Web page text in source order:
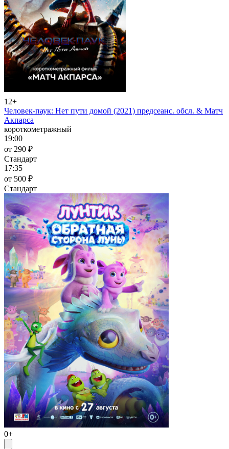
12+
Человек-паук: Нет пути домой (2021) предсеанс. обсл. & Матч
Акпарса
короткометражный
19:00
от 290 ₽
Стандарт
17:35
от 500 ₽
Стандарт
0+